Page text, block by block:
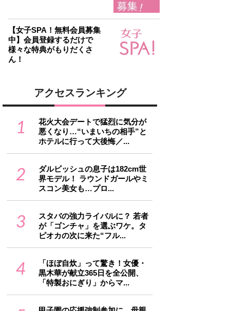
【女子SPA！無料会員募集
中】会員登録するだけで
様々な特典がもりだくさ
ん！
アクセスランキング
1
花火大会デートで猛烈に気分が
悪くなり…“いまいちの相手”と
ホテルに行って大後悔／...
2
ダルビッシュの息子は182cm世
界モデル！ ラウンドガールやミ
スコン美女も…プロ...
3
スタバの強力ライバルに？ 若者
が「ゴンチャ」を選ぶワケ。タ
ピオカの次に来た“フル...
4
「ほぼ自炊」って驚き！女優・
黒木華が献立365日を全公開、
「特製おにぎり」からマ...